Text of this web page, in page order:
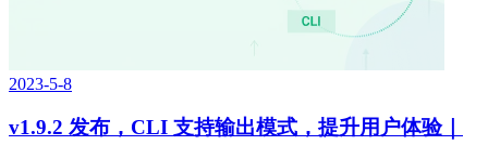
2023-5-8
v1.9.2 发布，CLI 支持输出模式，提升用户体验｜